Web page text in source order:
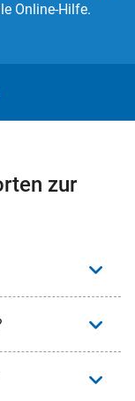
Online-Hilfe.
zur